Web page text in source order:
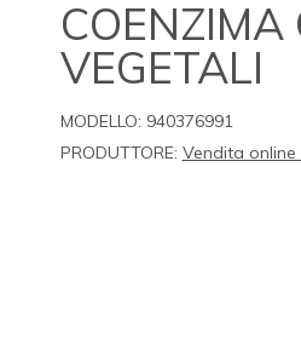
VEGETALI
MODELLO: 940376991
PRODUTTORE: Vendita